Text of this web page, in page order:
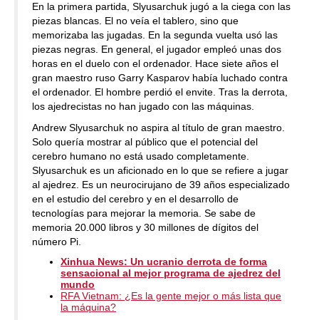
En la primera partida, Slyusarchuk jugó a la ciega con las
piezas blancas. El no veía el tablero, sino que
memorizaba las jugadas. En la segunda vuelta usó las
piezas negras. En general, el jugador empleó unas dos
horas en el duelo con el ordenador. Hace siete años el
gran maestro ruso Garry Kasparov había luchado contra
el ordenador. El hombre perdió el envite. Tras la derrota,
los ajedrecistas no han jugado con las máquinas.
Andrew Slyusarchuk no aspira al título de gran maestro.
Solo quería mostrar al público que el potencial del
cerebro humano no está usado completamente.
Slyusarchuk es un aficionado en lo que se refiere a jugar
al ajedrez. Es un neurocirujano de 39 años especializado
en el estudio del cerebro y en el desarrollo de
tecnologías para mejorar la memoria. Se sabe de
memoria 20.000 libros y 30 millones de dígitos del
número Pi.
Xinhua News: Un ucranio derrota de forma
sensacional al mejor programa de ajedrez del
mundo
RFA Vietnam: ¿Es la gente mejor o más lista que
la máquina?